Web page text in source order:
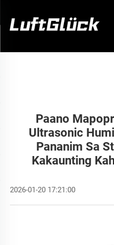
Paano
Ultrasonic
Pananim Sa
Kakaunting
2026-01-20 17:21:00